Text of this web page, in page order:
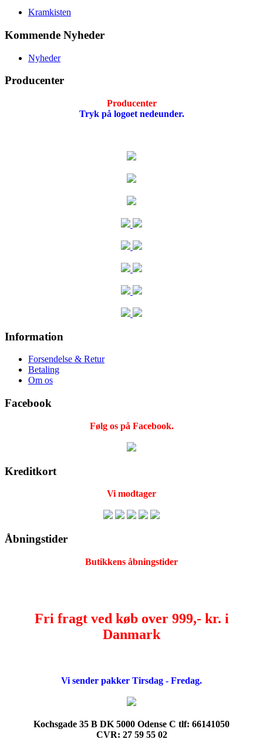
Kramkisten
Kommende Nyheder
Nyheder
Producenter
Producenter
Tryk på logoet nedeunder.
Information
Forsendelse & Retur
Betaling
Om os
Facebook
Følg os på Facebook.
Kreditkort
Vi modtager
Åbningstider
Butikkens åbningstider
Fri fragt ved køb over 999,- kr. i
Danmark
Vi sender pakker Tirsdag - Fredag.
Kochsgade 35 B DK 5000 Odense C tlf: 66141050
CVR: 27 59 55 02